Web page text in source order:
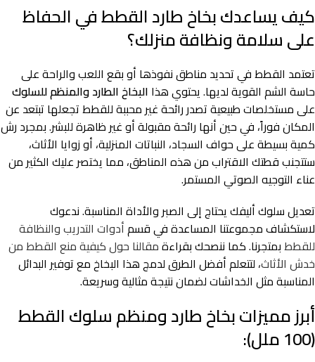
كيف يساعدك بخاخ طارد القطط في الحفاظ
على سلامة ونظافة منزلك؟
تعتمد القطط في تحديد مناطق نفوذها أو بقع اللعب والراحة على
حاسة الشم القوية لديها. يحتوي هذا البخاخ الطارد والمنظم للسلوك
على مستخلصات طبيعية تصدر رائحة غير محببة للقطط تجعلها تبتعد عن
المكان فوراً، في حين أنها رائحة مقبولة أو غير ظاهرة للبشر. بمجرد رش
كمية بسيطة على حواف السجاد، النباتات المنزلية، أو زوايا الأثاث،
ستتجنب قطتك الاقتراب من هذه المناطق، مما يختصر عليك الكثير من
عناء التوجيه الصوتي المستمر.
تعديل سلوك أليفك يحتاج إلى الصبر والأداة المناسبة. ندعوك
لاستكشاف مجموعتنا المساعدة في قسمأدوات التدريب والنظافة
للقططبمتجرنا. كما ننصحك بقراءةمقالنا حول كيفية منع القطط من
خدش الأثاث، لتتعلم أفضل الطرق لدمج هذا البخاخ مع توفير البدائل
المناسبة مثل الخداشات لضمان نتيجة مثالية وسريعة.
أبرز مميزات بخاخ طارد ومنظم سلوك القطط
(100 ملل):